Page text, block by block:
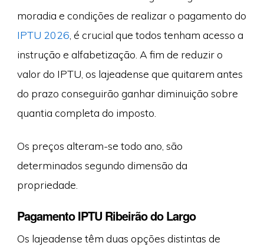
moradia e condições de realizar o pagamento do
IPTU 2026 , é crucial que todos tenham acesso a
instrução e alfabetização. A fim de reduzir o
valor do IPTU, os lajeadense que quitarem antes
do prazo conseguirão ganhar diminuição sobre
quantia completa do imposto.
Os preços alteram-se todo ano, são
determinados segundo dimensão da
propriedade.
Pagamento IPTU Ribeirão do Largo
Os lajeadense têm duas opções distintas de